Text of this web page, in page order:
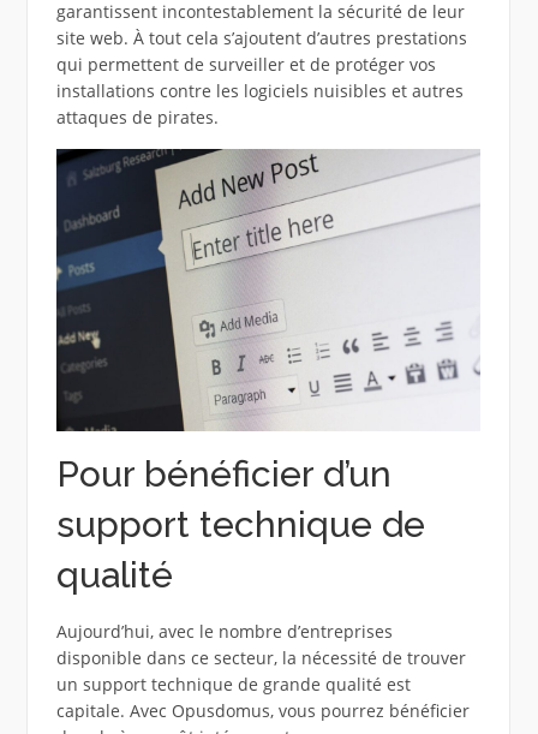
garantissent incontestablement la sécurité de leur
site web. À tout cela s’ajoutent d’autres prestations
qui permettent de surveiller et de protéger vos
installations contre les logiciels nuisibles et autres
attaques de pirates.
Pour bénéficier d’un
support technique de
qualité
Aujourd’hui, avec le nombre d’entreprises
disponible dans ce secteur, la nécessité de trouver
un support technique de grande qualité est
capitale. Avec Opusdomus, vous pourrez bénéficier